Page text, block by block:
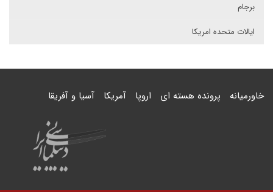
برجام
ایالات متحده امریکا
خاورمیانه پرونده هسته ای اروپا آمریکا آسیا و آفریقا